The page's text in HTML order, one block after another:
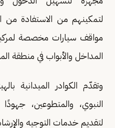
لتمكينهم من الاستفادة من
مواقف سيارات مخصصة
المداخل والأبواب في منطقة
وتقدّم الكوادر الميدانية
النبوي، والمتطوعين،
لتقديم خدمات التوجيه